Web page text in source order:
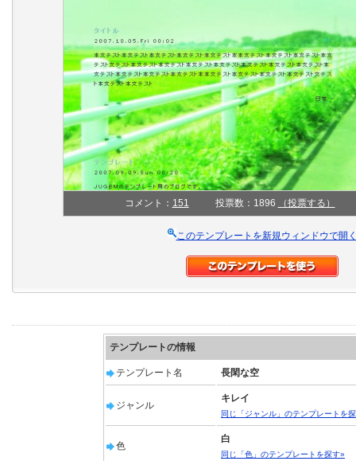
コメント： 151 投票数：1896 （投票する）
このテンプレートを新規ウィンドウで開
テンプレートの情報
テンプレート名 長閑な空
ジャンル
キレイ
同じ「ジャンル」のテンプレートを
色
白
同じ「色」のテンプレートを探す»